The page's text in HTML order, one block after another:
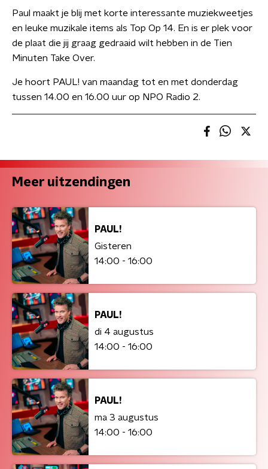
Paul maakt je blij met korte interessante muziekweetjes
en leuke muzikale items als Top Op 14. En is er plek voor
de plaat die jij graag gedraaid wilt hebben in de Tien
Minuten Take Over.
Je hoort PAUL! van maandag tot en met donderdag
tussen 14.00 en 16.00 uur op NPO Radio 2.
Meer uitzendingen
PAUL!
Gisteren
14:00 - 16:00
PAUL!
di 4 augustus
14:00 - 16:00
PAUL!
ma 3 augustus
14:00 - 16:00